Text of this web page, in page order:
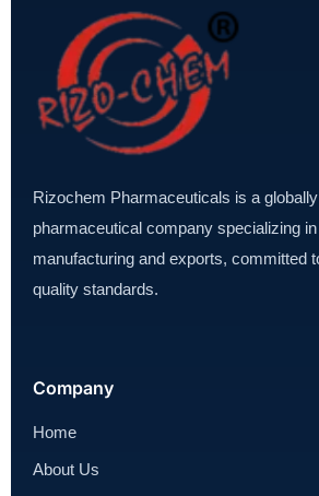
Rizochem Pharmaceuticals is a
pharmaceutical company specializing
manufacturing and exports, committed
quality standards.
Company
Home
About Us